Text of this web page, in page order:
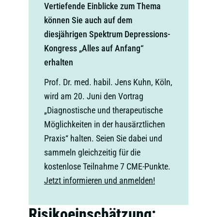
Vertiefende Einblicke zum Thema
können Sie auch auf dem
diesjährigen Spektrum Depressions-
Kongress „Alles auf Anfang“
erhalten
Prof. Dr. med. habil. Jens Kuhn, Köln,
wird am 20. Juni den Vortrag
„Diagnostische und therapeutische
Möglichkeiten in der hausärztlichen
Praxis“ halten. Seien Sie dabei und
sammeln gleichzeitig für die
kostenlose Teilnahme 7 CME-Punkte.
Jetzt informieren und anmelden!